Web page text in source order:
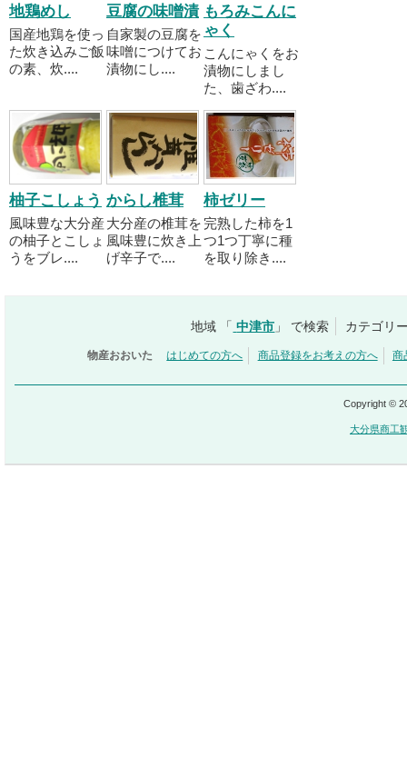
地鶏めし
国産地鶏を使っ
た炊き込みご飯
の素、炊....
豆腐の味噌漬
自家製の豆腐を
味噌につけてお
漬物にし....
もろみこんに
ゃく
こんにゃくをお
漬物にしまし
た、歯ざわ....
柚子こしょう
風味豊な大分産
の柚子とこしょ
うをブレ....
からし椎茸
大分産の椎茸を
風味豊に炊き上
げ辛子で....
柿ゼリー
完熟した柿を1
つ1つ丁寧に種
を取り除き....
地域 「 中津市 」 で検索 カテゴリ
物産おおいた はじめての方へ 商品登録をお考えの方へ 商
Copyright ©
大分県商工